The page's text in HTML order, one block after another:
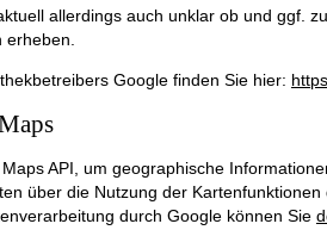
allerdings auch unklar ob und ggf.
Google finden Sie hier:
API, um geographische
über die Nutzung der
durch Google können Sie